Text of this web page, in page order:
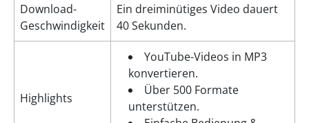
Download-
Geschwindigkeit
Ein dreiminütiges Video dauert
40 Sekunden.
Highlights
YouTube-Videos in MP3
konvertieren.
Über 500 Formate
unterstützen.